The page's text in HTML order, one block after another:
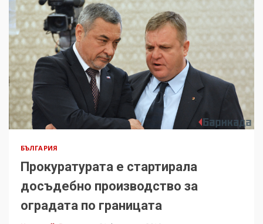
БЪЛГАРИЯ
Прокуратурата е стартирала
досъдебно производство за
оградата по границата